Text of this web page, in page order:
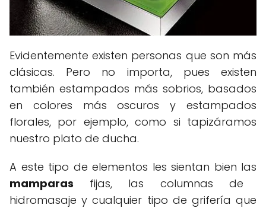
Evidentemente existen personas que son más
clásicas. Pero no importa, pues existen
también estampados más sobrios, basados
en colores más oscuros y estampados
florales, por ejemplo, como si tapizáramos
nuestro plato de ducha.
A este tipo de elementos les sientan bien las
mamparas fijas, las columnas de
hidromasaje y cualquier tipo de grifería que